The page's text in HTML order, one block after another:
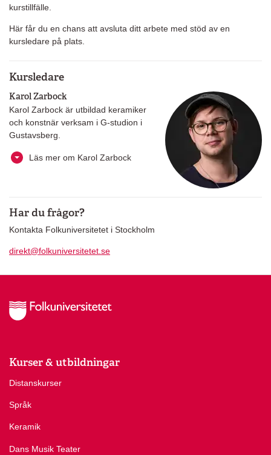
kurstillfälle.
Här får du en chans att avsluta ditt arbete med stöd av en
kursledare på plats.
Kursledare
Karol Zarbock
Karol Zarbock är utbildad keramiker
och konstnär verksam i G-studion i
Gustavsberg.
Läs mer om Karol Zarbock
Har du frågor?
Kontakta Folkuniversitetet i Stockholm
direkt@folkuniversitetet.se
Kurser & utbildningar
Distanskurser
Språk
Keramik
Dans Musik Teater